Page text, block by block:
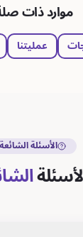
موارد ذات
عمليتنا
الأسئلة الشائعة